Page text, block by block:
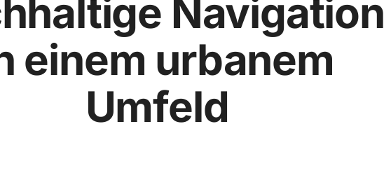
Navigation
einem urbanem
Umfeld